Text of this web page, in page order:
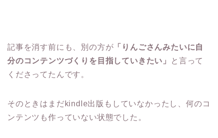
記事を消す前にも、別の方が 「りんごさんみたいに自
分のコンテンツづくりを目指していきたい」
と言って
くださってたんです。
そのときはまだkindle出版もしていなかったし、何のコ
ンテンツも作っていない状態でした。